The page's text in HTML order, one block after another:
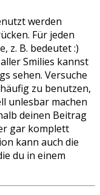
werden
Für jeden
z. B. bedeutet :)
Smilies kannst
sehen. Versuche
zu benutzen,
unlesbar machen
deinen Beitrag
gar komplett
kann auch die
du in einem